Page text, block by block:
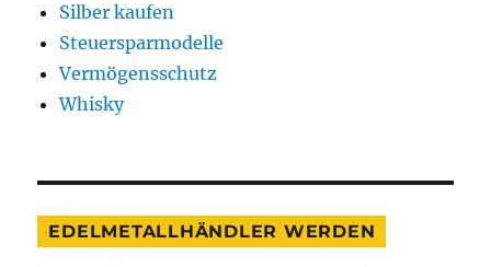
Silber kaufen
Steuersparmodelle
Vermögensschutz
Whisky
EDELMETALLHÄNDLER WERDEN